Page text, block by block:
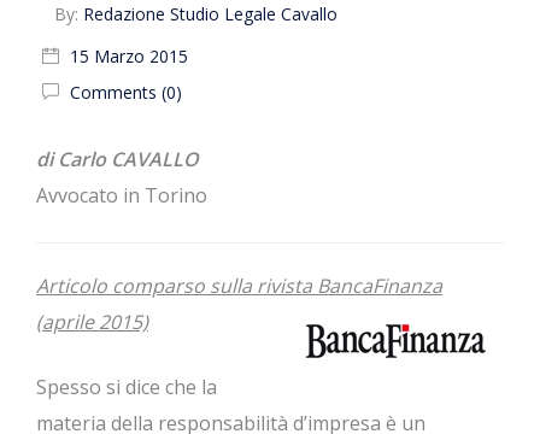
By: Redazione Studio Legale Cavallo
15 Marzo 2015
Comments (0)
di Carlo CAVALLO
Avvocato in Torino
Articolo comparso sulla rivista BancaFinanza
(aprile 2015)
Spesso si dice che la
materia della responsabilità d’impresa è un